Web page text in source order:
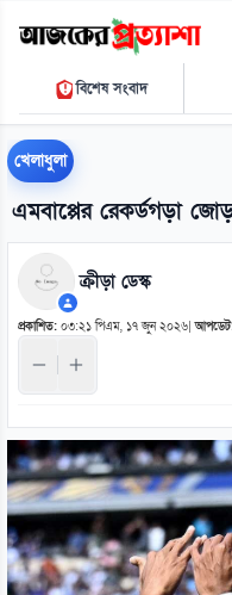
শুক্রবার, ০৭ আগস্ট ২০২৬
০৫:০১:২৮ এ.এম.
THE
বিশেষ সংবাদ
খেলাধুলা
এমবাপ্পের রেকর্ডগড়া
ক্রীড়া ডেস্ক
প্রকাশিত: ০৩:২১ পিএম, ১৭ জুন ২০২৬ |